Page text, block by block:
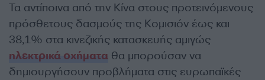
Τα αντίποινα από την Κίνα στους προτεινόμενους
πρόσθετους δασμούς της Κομισιόν έως και
38,1% στα κινεζικής κατασκευής αμιγώς
ηλεκτρικά οχήματα θα μπορούσαν να
δημιουργήσουν προβλήματα στις ευρωπαϊκές